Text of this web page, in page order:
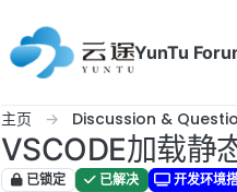
YunTu
主页 Discussion &
VSCODE加载静
已锁定 已解决 开发环境